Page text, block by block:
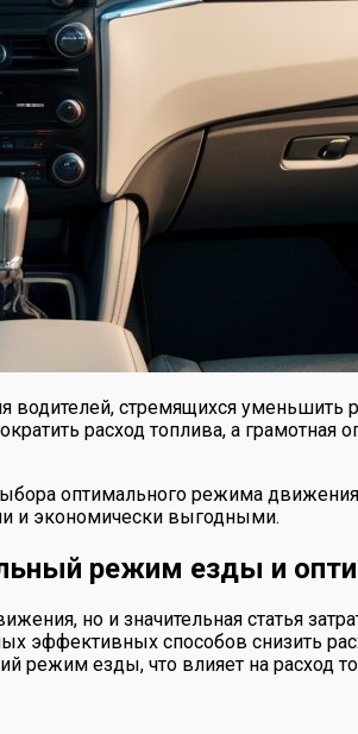
водителей, стремящихся
расход топлива, а
оптимального режима
и экономически выгодными.
режим езды и
но и значительная статья
эффективных способов снизить
режим езды, что влияет на расход